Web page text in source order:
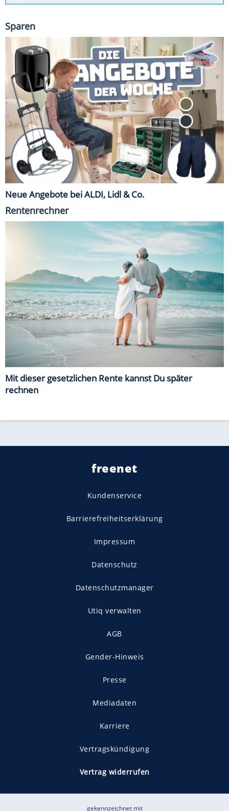
Sparen
Neue Angebote bei ALDI, Lidl & Co.
Rentenrechner
Mit dieser gesetzlichen Rente kannst Du später
rechnen
freenet
Kundenservice
Barrierefreiheitserklärung
Impressum
Datenschutz
Datenschutzmanager
Utiq verwalten
AGB
Gender-Hinweis
Presse
Mediadaten
Karriere
Vertragskündigung
Vertrag widerrufen
gekennzeichnet mit